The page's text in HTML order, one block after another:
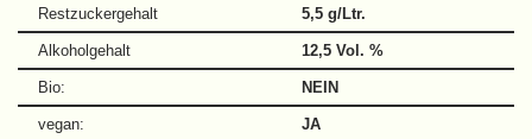
Restzuckergehalt 5,5 g/Ltr.
Alkoholgehalt 12,5 Vol. %
Bio: NEIN
vegan: JA